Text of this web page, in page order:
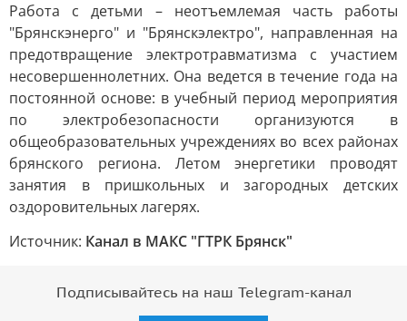
Работа с детьми – неотъемлемая часть работы
"Брянскэнерго" и "Брянскэлектро", направленная на
предотвращение электротравматизма с участием
несовершеннолетних. Она ведется в течение года на
постоянной основе: в учебный период мероприятия
по электробезопасности организуются в
общеобразовательных учреждениях во всех районах
брянского региона. Летом энергетики проводят
занятия в пришкольных и загородных детских
оздоровительных лагерях.
Источник: Канал в МАКС "ГТРК Брянск"
Подписывайтесь на наш Telegram-канал